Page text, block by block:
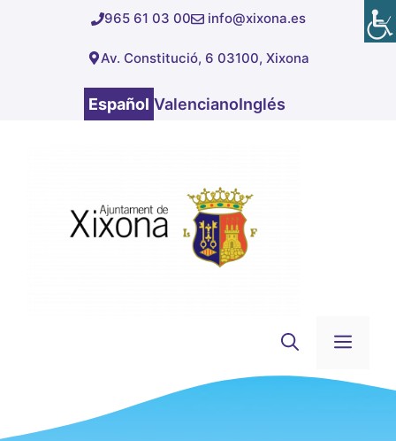
965 61 03 00 info@xixona.es
Av. Constitució, 6 03100, Xixona
Español ValencianoInglés